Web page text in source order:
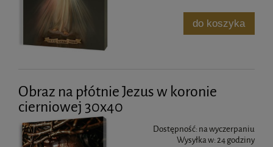
do koszyka
Obraz na płótnie Jezus w koronie
cierniowej 30x40
Dostępność: na wyczerpaniu
Wysyłka w:24 godziny